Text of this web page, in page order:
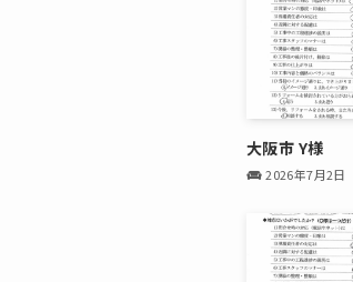
大阪市 Y様
2026年7月2日